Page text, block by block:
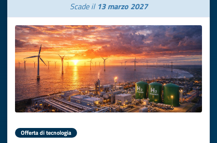
Scade il 13 marzo 2027
Offerta di tecnologia